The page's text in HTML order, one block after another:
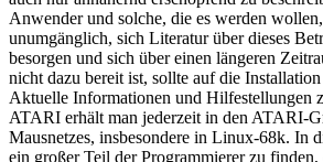
Anwender und solche, die es werden
unumgänglich, sich Literatur über dieses
besorgen und sich über einen längeren
nicht dazu bereit ist, sollte auf die
Aktuelle Informationen und Hilfestellungen
ATARI erhält man jederzeit in den ATARI-
Mausnetzes, insbesondere in Linux-68k. In
ein großer Teil der Programmierer zu